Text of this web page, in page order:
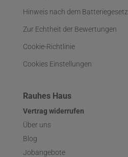
Hinweis nach dem Batteriegesetz
Zur Echtheit der Bewertungen
Cookie-Richtlinie
Cookies Einstellungen
Rauhes Haus
Vertrag widerrufen
Über uns
Blog
Jobangebote